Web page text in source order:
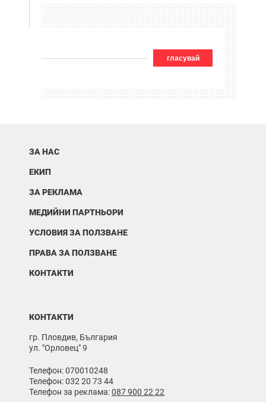
гласувай
ЗА НАС
ЕКИП
ЗА РЕКЛАМА
МЕДИЙНИ ПАРТНЬОРИ
УСЛОВИЯ ЗА ПОЛЗВАНЕ
ПРАВА ЗА ПОЛЗВАНЕ
КОНТАКТИ
КОНТАКТИ
гр. Пловдив, България
ул. "Орловец" 9
Телефон: 070010248
Телефон: 032 20 73 44
Телефон за реклама:087 900 22 22